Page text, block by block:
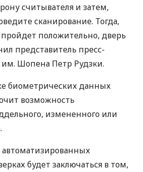
считывателя и затем,
сканирование. Тогда,
пройдет положительно, дверь
представитель пресс-
Шопена Петр Рудзки.
биометрических данных
возможность
измененного или
автоматизированных
будет заключаться в том,